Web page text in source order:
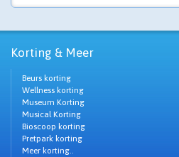
Korting & Meer
Beurs korting
Wellness korting
Museum Korting
Musical Korting
Bioscoop korting
Pretpark korting
Meer korting..